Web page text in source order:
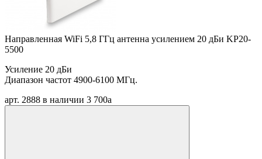
Направленная WiFi 5,8 ГГц антенна усилением 20 дБи KP20-
5500
Усиление 20 дБи
Диапазон частот 4900-6100 МГц.
арт. 2888 в наличии 3 700a